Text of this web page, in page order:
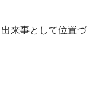
来事として位置づ